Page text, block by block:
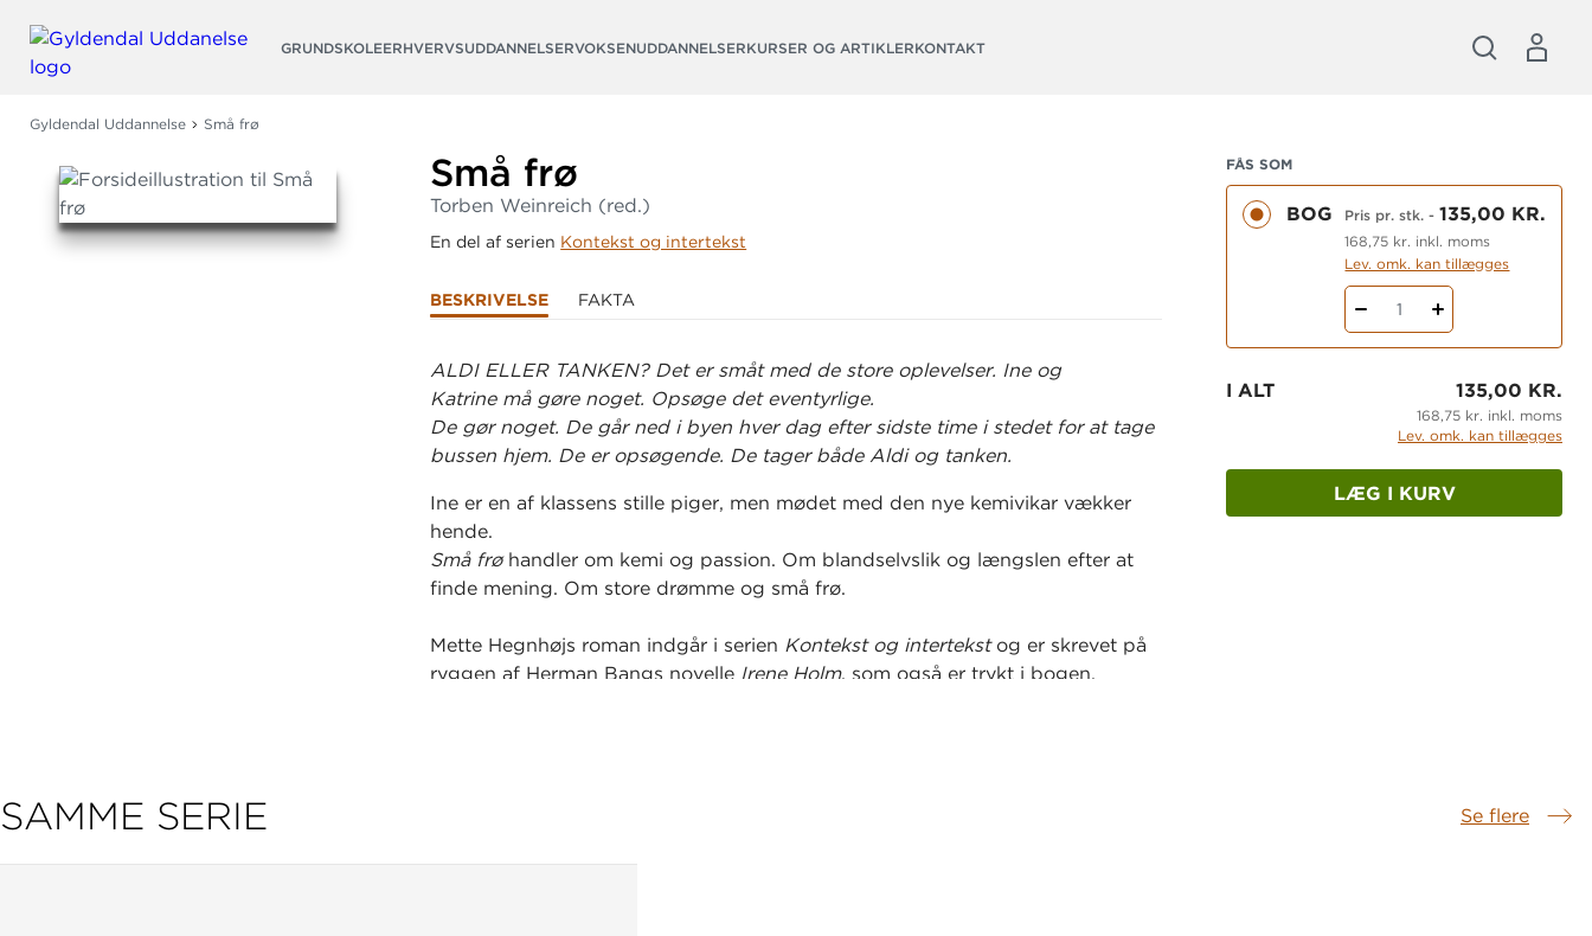
GRUNDSKOLEERHVERVSUDDANNELSERVOKSENUDDANNELSERKURSER OG ARTIKLERKONTAKT
Gyldendal Uddannelse Små frø
Små frø
Torben Weinreich (red.)
En del af serien Kontekst og intertekst
BESKRIVELSE FAKTA
ALDI ELLER TANKEN? Det er småt med de store oplevelser. Ine og
Katrine må gøre noget. Opsøge det eventyrlige.
De gør noget. De går ned i byen hver dag efter sidste time i stedet for at tage
bussen hjem. De er opsøgende. De tager både Aldi og tanken.
Ine er en af klassens stille piger, men mødet med den nye kemivikar vækker
hende.
Små frøhandler om kemi og passion. Om blandselvslik og længslen efter at
finde mening. Om store drømme og små frø.
Mette Hegnhøjs roman indgår i serien Kontekst og intertekst og er skrevet på
ryggen af Herman Bangs novelle Irene Holm, som også er trykt i bogen.
FÅS SOM
BOG Pris pr. stk. -135,00 KR.
168,75 kr. inkl. moms
Lev. omk. kan tillægges
1
I ALT 135,00 KR.
168,75 kr. inkl. moms
Lev. omk. kan tillægges
LÆG I KURV
SAMME SERIE Se flere
Samme serie